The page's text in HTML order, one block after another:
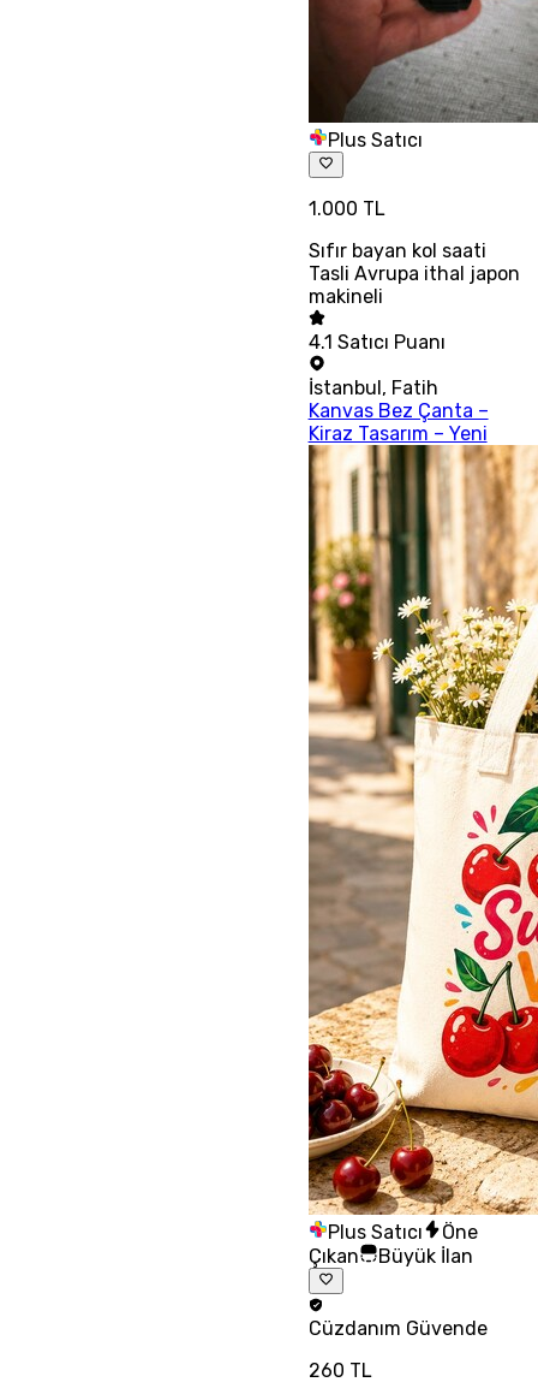
Plus Satıcı
1.000 TL
Sıfır bayan kol saati
Tasli Avrupa ithal japon
makineli
4.1 Satıcı Puanı
İstanbul, Fatih
Kanvas Bez Çanta –
Kiraz Tasarım – Yeni
Plus Satıcı
Öne
Çıkan
Büyük İlan
Cüzdanım Güvende
260 TL